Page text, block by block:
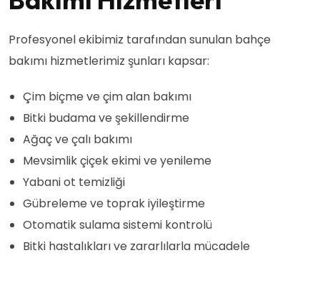
Profesyonel ekibimiz tarafından sunulan bahçe
bakımı hizmetlerimiz şunları kapsar:
Çim biçme ve çim alan bakımı
Bitki budama ve şekillendirme
Ağaç ve çalı bakımı
Mevsimlik çiçek ekimi ve yenileme
Yabani ot temizliği
Gübreleme ve toprak iyileştirme
Otomatik sulama sistemi kontrolü
Bitki hastalıkları ve zararlılarla mücadele